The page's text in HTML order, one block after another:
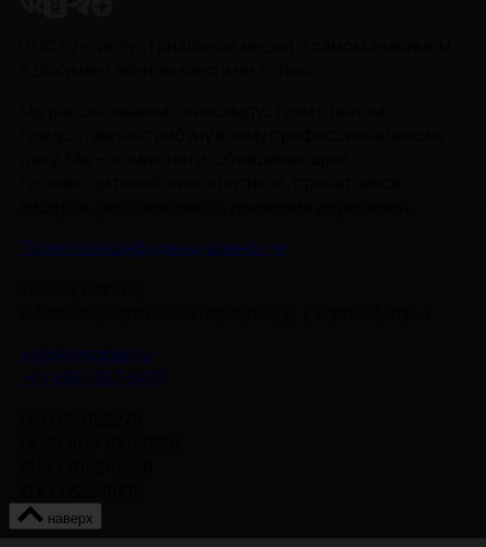
Политика Конфиденциальности
info@nmgdoc.ru
+7 (495) 937-6170
наверх